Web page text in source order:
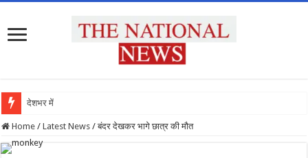
देशभर में रथ य
Home / Latest News / बंदर देखकर भागे छात्र की मौत